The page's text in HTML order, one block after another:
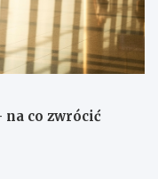
co zwrócić